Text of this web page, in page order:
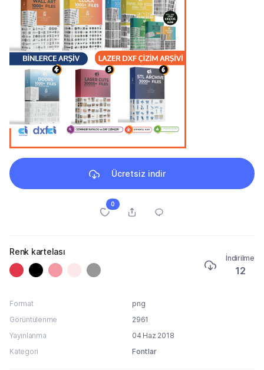
Ücretsiz indir
0
Renk kartelası
İndirilme
12
Format
png
Görüntülenme
2961
Yayınlanma
04 Haz 2018
Kategori
Fontlar